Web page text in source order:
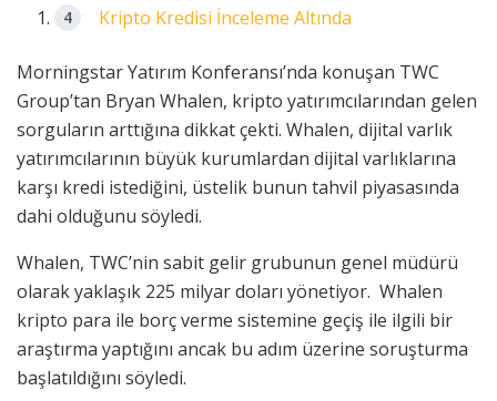
Kripto Kredisi İnceleme Altında
Morningstar Yatırım Konferansı’nda konuşan TWC
Group’tan Bryan Whalen, kripto yatırımcılarından gelen
sorguların arttığına dikkat çekti. Whalen, dijital varlık
yatırımcılarının büyük kurumlardan dijital varlıklarına
karşı kredi istediğini, üstelik bunun tahvil piyasasında
dahi olduğunu söyledi.
Whalen, TWC’nin sabit gelir grubunun genel müdürü
olarak yaklaşık 225 milyar doları yönetiyor. Whalen
kripto para ile borç verme sistemine geçiş ile ilgili bir
araştırma yaptığını ancak bu adım üzerine soruşturma
başlatıldığını söyledi.